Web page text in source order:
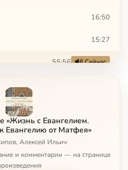
16:50
15:27
55:56 Сейчас
11:28
19:36
«Жизнь с Евангелием.
Евангелию от Матфея»
Алексей Ильич
и комментарии — на странице